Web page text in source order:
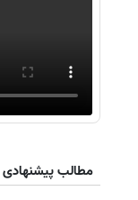
مطالب پیشنهادی